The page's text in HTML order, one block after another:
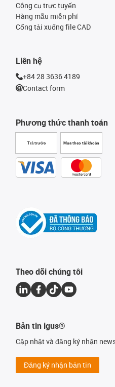
Phương thức thanh toán
Trả trước Mua theo tài khoản
Công cụ trực tuyến
Hàng mẫu miễn phí
Cổng tải xuống file CAD
Liên hệ
+84 28 3636 4189
Contact form
Theo dõi chúng tôi
Bản tin igus®
Cập nhật và đăng ký nhận
Đăng ký nhận bản tin